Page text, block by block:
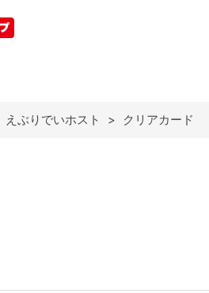
えぶりでいホスト > クリアカード